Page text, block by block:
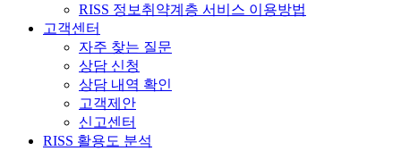
RISS 정보취약계층 서비스 이용방법
고객센터
자주 찾는 질문
상담 신청
상담 내역 확인
고객제안
신고센터
RISS 활용도 분석